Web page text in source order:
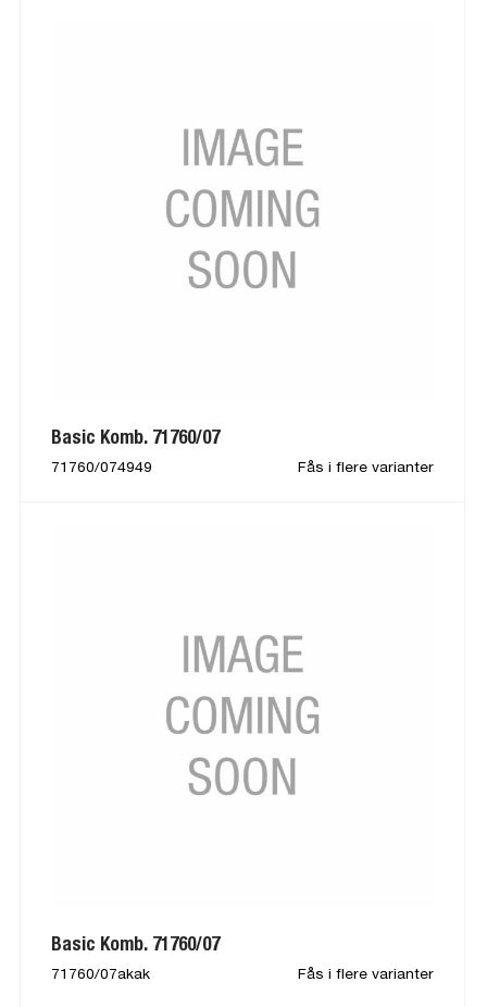
Basic Komb. 71760/07
71760/074949 Fås i flere varianter
Basic Komb. 71760/07
71760/07akak Fås i flere varianter